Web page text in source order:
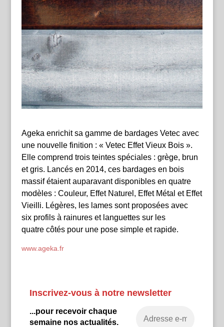
Ageka enrichit sa gamme de bardages Vetec avec
une nouvelle finition : « Vetec Effet Vieux Bois ».
Elle comprend trois teintes spéciales : grège, brun
et gris. Lancés en 2014, ces bardages en bois
massif étaient auparavant disponibles en quatre
modèles : Couleur, Effet Naturel, Effet Métal et Effet
Vieilli. Légères, les lames sont proposées avec
six profils à rainures et languettes sur les
quatre côtés pour une pose simple et rapide.
www.ageka.fr
Inscrivez-vous à notre newsletter
...pour recevoir chaque
semaine nos actualités.